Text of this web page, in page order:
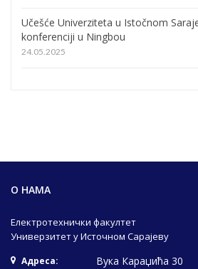
Učešće Univerziteta u Istočnom
konferenciji u Ningbou
24.05.2025
О НАМА
Електротехнички факултет
Универзитет у Источном Сарајеву
Адреса: Вука Караџића 30